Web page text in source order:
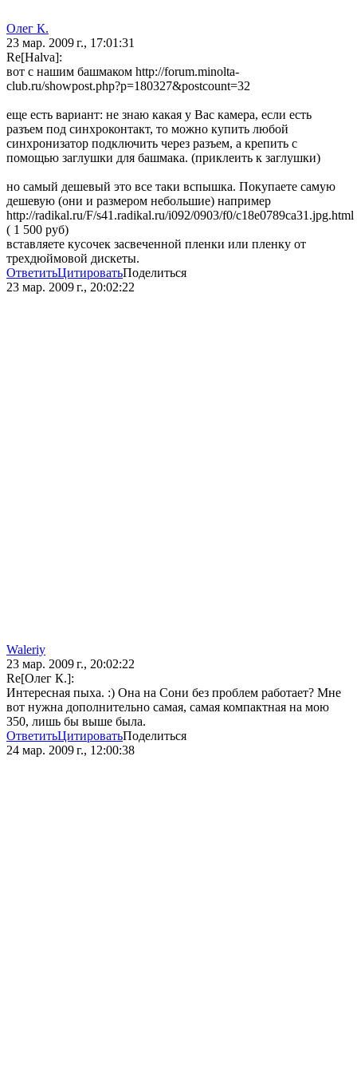
Олег К.
23 мар. 2009 г., 17:01:31
Re[Halva]:
вот с нашим башмаком http://forum.minolta-
club.ru/showpost.php?p=180327&postcount=32
еще есть вариант: не знаю какая у Вас камера, если есть
разъем под синхроконтакт, то можно купить любой
синхронизатор подключить через разъем, а крепить с
помощью заглушки для башмака. (приклеить к заглушки)
но самый дешевый это все таки вспышка. Покупаете самую
дешевую (они и размером небольшие) например
http://radikal.ru/F/s41.radikal.ru/i092/0903/f0/c18e0789ca31.jpg.html
( 1 500 руб)
вставляете кусочек засвеченной пленки или пленку от
трехдюймовой дискеты.
ОтветитьЦитироватьПоделиться
23 мар. 2009 г., 20:02:22
Waleriy
23 мар. 2009 г., 20:02:22
Re[Олег К.]:
Интересная пыха. :) Она на Сони без проблем работает? Мне
вот нужна дополнительно самая, самая компактная на мою
350, лишь бы выше была.
ОтветитьЦитироватьПоделиться
24 мар. 2009 г., 12:00:38